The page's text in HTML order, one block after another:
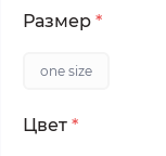
Размер *
one size
Цвет *